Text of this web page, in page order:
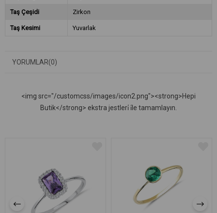
Taş Çeşidi Zirkon
Taş Kesimi Yuvarlak
YORUMLAR(0)
<img src="/customcss/images/icon2.png"><strong>Hepi
Butik</strong> ekstra jestleri̇ i̇le tamamlayın.